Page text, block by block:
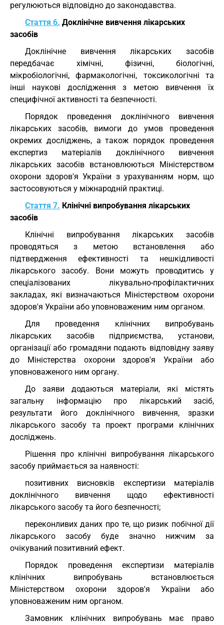
регулюються відповідно до законодавства.
Стаття 6. Доклінічне вивчення лікарських
засобів
Доклінічне вивчення лікарських засобів
передбачає хімічні, фізичні, біологічні,
мікробіологічні, фармакологічні, токсикологічні та
інші наукові дослідження з метою вивчення їх
специфічної активності та безпечності.
Порядок проведення доклінічного вивчення
лікарських засобів, вимоги до умов проведення
окремих досліджень, а також порядок проведення
експертиз матеріалів доклінічного вивчення
лікарських засобів встановлюються Міністерством
охорони здоров'я України з урахуванням норм, що
застосовуються у міжнародній практиці.
Стаття 7. Клінічні випробування лікарських
засобів
Клінічні випробування лікарських засобів
проводяться з метою встановлення або
підтвердження ефективності та нешкідливості
лікарського засобу. Вони можуть проводитись у
спеціалізованих лікувально-профілактичних
закладах, які визначаються Міністерством охорони
здоров'я України або уповноваженим ним органом.
Для проведення клінічних випробувань
лікарських засобів підприємства, установи,
організації або громадяни подають відповідну заяву
до Міністерства охорони здоров'я України або
уповноваженого ним органу.
До заяви додаються матеріали, які містять
загальну інформацію про лікарський засіб,
результати його доклінічного вивчення, зразки
лікарського засобу та проект програми клінічних
досліджень.
Рішення про клінічні випробування лікарського
засобу приймається за наявності:
позитивних висновків експертизи матеріалів
доклінічного вивчення щодо ефективності
лікарського засобу та його безпечності;
переконливих даних про те, що ризик побічної дії
лікарського засобу буде значно нижчим за
очікуваний позитивний ефект.
Порядок проведення експертизи матеріалів
клінічних випробувань встановлюється
Міністерством охорони здоров'я України або
уповноваженим ним органом.
Замовник клінічних випробувань має право